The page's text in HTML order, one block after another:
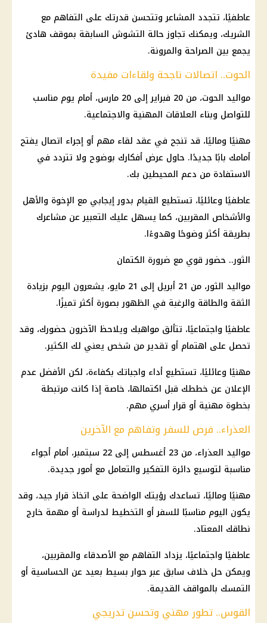
عاطفيًا، تتجدد المشاعر وتتحسن قدرتك على التفاهم مع
الشريك، ويمكنك تجاوز حالة التشوش السابقة بموقف هادئ
يجمع بين الصراحة والمرونة.
الحوت.. اتصالات ناجحة ولقاءات مفيدة
مواليد الحوت، من 20 فبراير إلى 20 مارس، أمام يوم مناسب
للتواصل وبناء العلاقات المهنية والاجتماعية.
مهنيًا وماليًا، قد تنجح في عقد لقاء مهم أو إجراء اتصال يفتح
أمامك بابًا جديدًا. حاول عرض أفكارك بوضوح ولا تتردد في
الاستفادة من دعم المحيطين بك.
عاطفيًا وعائليًا، تستطيع القيام بدور إيجابي مع الإخوة والأهل
والأشخاص المقربين، كما يسهل عليك التعبير عن مشاعرك
بطريقة أكثر وضوحًا وهدوءًا.
الثور.. حضور قوي مع ضرورة الكتمان
مواليد الثور، من 21 أبريل إلى 21 مايو، يشعرون اليوم بزيادة
الثقة والطاقة والرغبة في الظهور بصورة أكثر تميزًا.
عاطفيًا واجتماعيًا، تتألق مواهبك ويلاحظ الآخرون حضورك، وقد
تحصل على اهتمام أو تقدير من شخص يعني لك الكثير.
مهنيًا وعائليًا، تستطيع أداء واجباتك بكفاءة، لكن الأفضل عدم
الإعلان عن خططك قبل اكتمالها، خاصة إذا كانت مرتبطة
بخطوة مهنية أو قرار أسري مهم.
العذراء.. فرص للسفر وتفاهم مع الآخرين
مواليد العذراء، من 23 أغسطس إلى 22 سبتمبر، أمام أجواء
مناسبة لتوسيع دائرة التفكير والتعامل مع أمور جديدة.
مهنيًا وماليًا، تساعدك رؤيتك الواضحة على اتخاذ قرار جيد، وقد
يكون اليوم مناسبًا للسفر أو التخطيط لدراسة أو مهمة خارج
نطاقك المعتاد.
عاطفيًا واجتماعيًا، يزداد التفاهم مع الأصدقاء والمقربين،
ويمكن حل خلاف سابق عبر حوار بسيط بعيد عن الحساسية أو
التمسك بالمواقف القديمة.
القوس.. تطور مهني وتحسن تدريجي